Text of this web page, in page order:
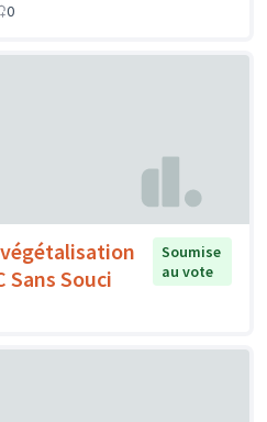
0
Sans Souci
Soumise
au vote